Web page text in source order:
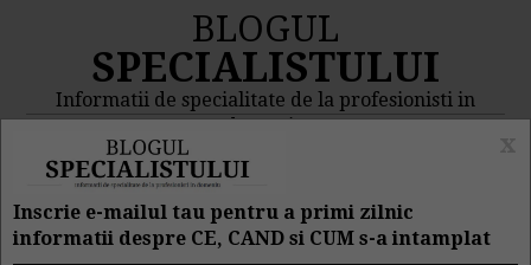
BLOGUL
SPECIALISTULUI
Informatii de specialitate de la profesionisti in
domeniu
MENIU
Inscrie e-mailul tau pentru a primi zilnic
informatii despre CE, CAND si CUM s-a intamplat